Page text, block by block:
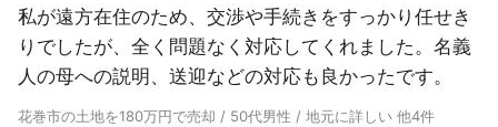
私が遠方在住のため、交渉や手続きをすっかり任せき
りでしたが、全く問題なく対応してくれました。名義
人の母への説明、送迎などの対応も良かったです。
花巻市の土地を180万円で売却 / 50代男性 / 地元に詳しい 他4件